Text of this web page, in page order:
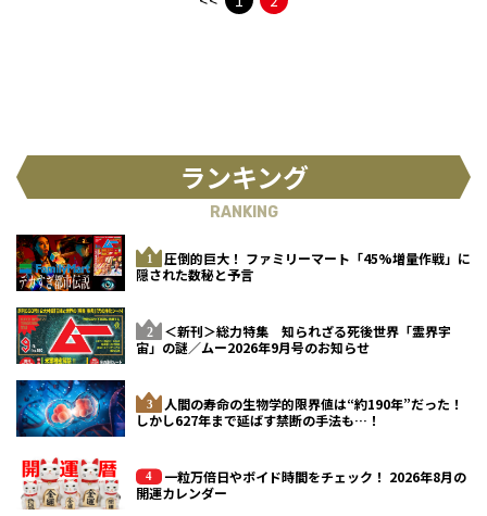
ランキング
RANKING
圧倒的巨大！ ファミリーマート「45%増量作戦」に
隠された数秘と予言
＜新刊＞総力特集 知られざる死後世界「霊界宇
宙」の謎／ムー2026年9月号のお知らせ
人間の寿命の生物学的限界値は“約190年”だった！
しかし627年まで延ばす禁断の手法も…！
一粒万倍日やボイド時間をチェック！ 2026年8月の
開運カレンダー